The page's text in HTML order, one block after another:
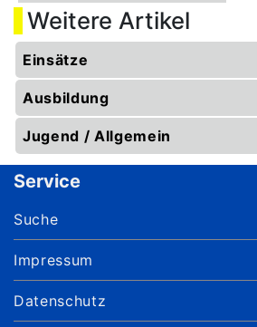
Weitere Artikel
Einsätze
Ausbildung
Jugend / Allgemein
Service
Suche
Impressum
Datenschutz